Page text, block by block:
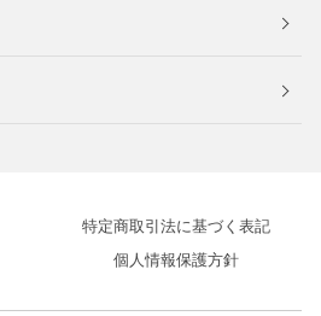
特定商取引法に基づく表記
個人情報保護方針